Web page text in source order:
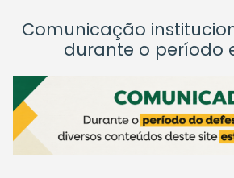
Comunicação
durante o período